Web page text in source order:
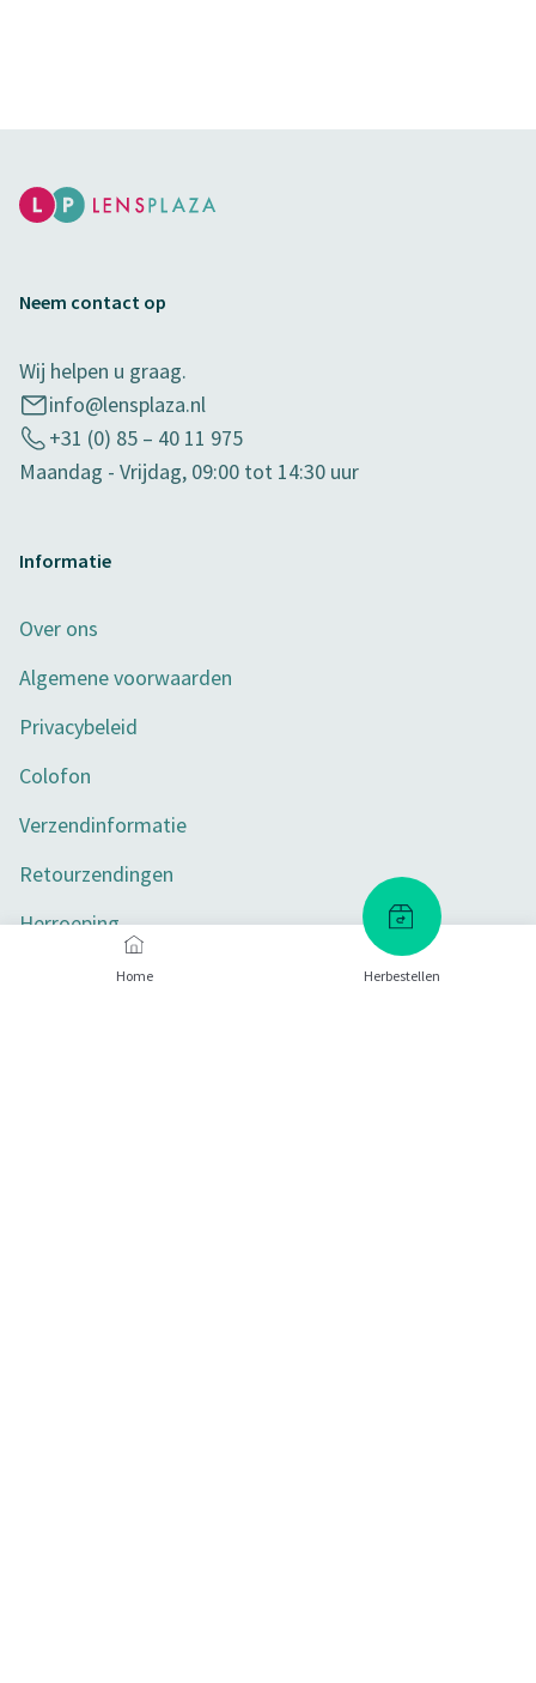
Home Herbestellen
Neem contact op
Wij helpen u graag.
info@lensplaza.nl
+31 (0) 85 – 40 11 975
Maandag - Vrijdag, 09:00 tot 14:30 uur
Informatie
Over ons
Algemene voorwaarden
Privacybeleid
Colofon
Verzendinformatie
Retourzendingen
Herroeping
Toegankelijkheid